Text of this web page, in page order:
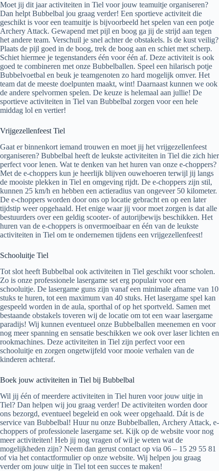
Moet jij dit jaar activiteiten in Tiel voor jouw teamuitje organiseren?
Dan helpt Bubbelbal jou graag verder! Een sportieve activiteit die
geschikt is voor een teamuitje is bijvoorbeeld het spelen van een potje
Archery Attack. Gewapend met pijl en boog ga jij de strijd aan tegen
het andere team. Verschuil je snel achter de obstakels. Is de kust veilig?
Plaats de pijl goed in de boog, trek de boog aan en schiet met scherp.
Schiet hiermee je tegenstanders één voor één af. Deze activiteit is ook
goed te combineren met onze Bubbelballen. Speel een hilarisch potje
Bubbelvoetbal en beuk je teamgenoten zo hard mogelijk omver. Het
team dat de meeste doelpunten maakt, wint! Daarnaast kunnen we ook
de andere spelvormen spelen. De keuze is helemaal aan jullie! De
sportieve activiteiten in Tiel van Bubbelbal zorgen voor een hele
middag lol en vertier!
Vrijgezellenfeest Tiel
Gaat er binnenkort iemand trouwen en moet jij het vrijgezellenfeest
organiseren? Bubbelbal heeft de leukste activiteiten in Tiel die zich hier
perfect voor lenen. Wat te denken van het huren van onze e-choppers?
Met de e-choppers kun je heerlijk blijven ouwehoeren terwijl jij langs
de mooiste plekken in Tiel en omgeving rijdt. De e-choppers zijn stil,
kunnen 25 km/h en hebben een actieradius van ongeveer 50 kilometer.
De e-choppers worden door ons op locatie gebracht en op een later
tijdstip weer opgehaald. Het enige waar jij voor moet zorgen is dat alle
bestuurders over een geldig scooter- of autorijbewijs beschikken. Het
huren van de e-choppers is onvermoeibaar en één van de leukste
activiteiten in Tiel om te ondernemen tijdens een vrijgezellenfeest!
Schooluitje Tiel
Tot slot heeft Bubbelbal ook activiteiten in Tiel geschikt voor scholen.
Zo is onze professionele lasergame set erg populair voor een
schooluitje. De lasergame guns zijn vanaf een minimale afname van 10
stuks te huren, tot een maximum van 40 stuks. Het lasergame spel kan
gespeeld worden in de aula, sporthal of op het sportveld. Samen met
bestaande obstakels toveren wij de locatie om tot een waar lasergame
paradijs! Wij kunnen eventueel onze Bubbelballen meenemen en voor
nog meer spanning en sensatie beschikken we ook over laser lichten en
rookmachines. Deze activiteiten in Tiel zijn perfect voor een
schooluitje en zorgen ongetwijfeld voor mooie verhalen van de
kinderen achteraf.
Boek jouw activiteiten in Tiel bij Bubbelbal
Wil jij één of meerdere activiteiten in Tiel huren voor jouw uitje in
Tiel? Dan helpen wij jou graag verder! De activiteiten worden door
ons bezorgd, eventueel begeleid en ook weer opgehaald. Dát is de
service van Bubbelbal! Huur nu onze Bubbelballen, Archery Attack, e-
choppers of professionele lasergame set. Kijk op de website voor nog
meer activiteiten! Heb jij nog vragen of wil je weten wat de
mogelijkheden zijn? Neem dan gerust contact op via 06 – 15 29 55 81
of via het contactformulier op onze website. Wij helpen jou graag
verder om jouw uitje in Tiel tot een succes te maken!